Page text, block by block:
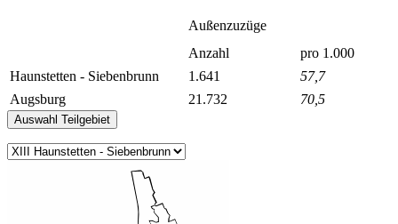
Außenzuzüge
Anzahl
pro 1.000
Haunstetten - Siebenbrunn
1.641
57,7
Augsburg
21.732 70,5